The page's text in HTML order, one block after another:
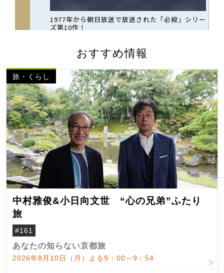
おすすめ情報
旅・くらし
中村雅俊&小日向文世 “心の兄弟”ふたり
旅
#161
あなたの知らない京都旅
2026年8月10日（月）よる9：00～9：54